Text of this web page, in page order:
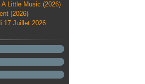
A Little Music (2026)
(2026)
17 Juillet 2026